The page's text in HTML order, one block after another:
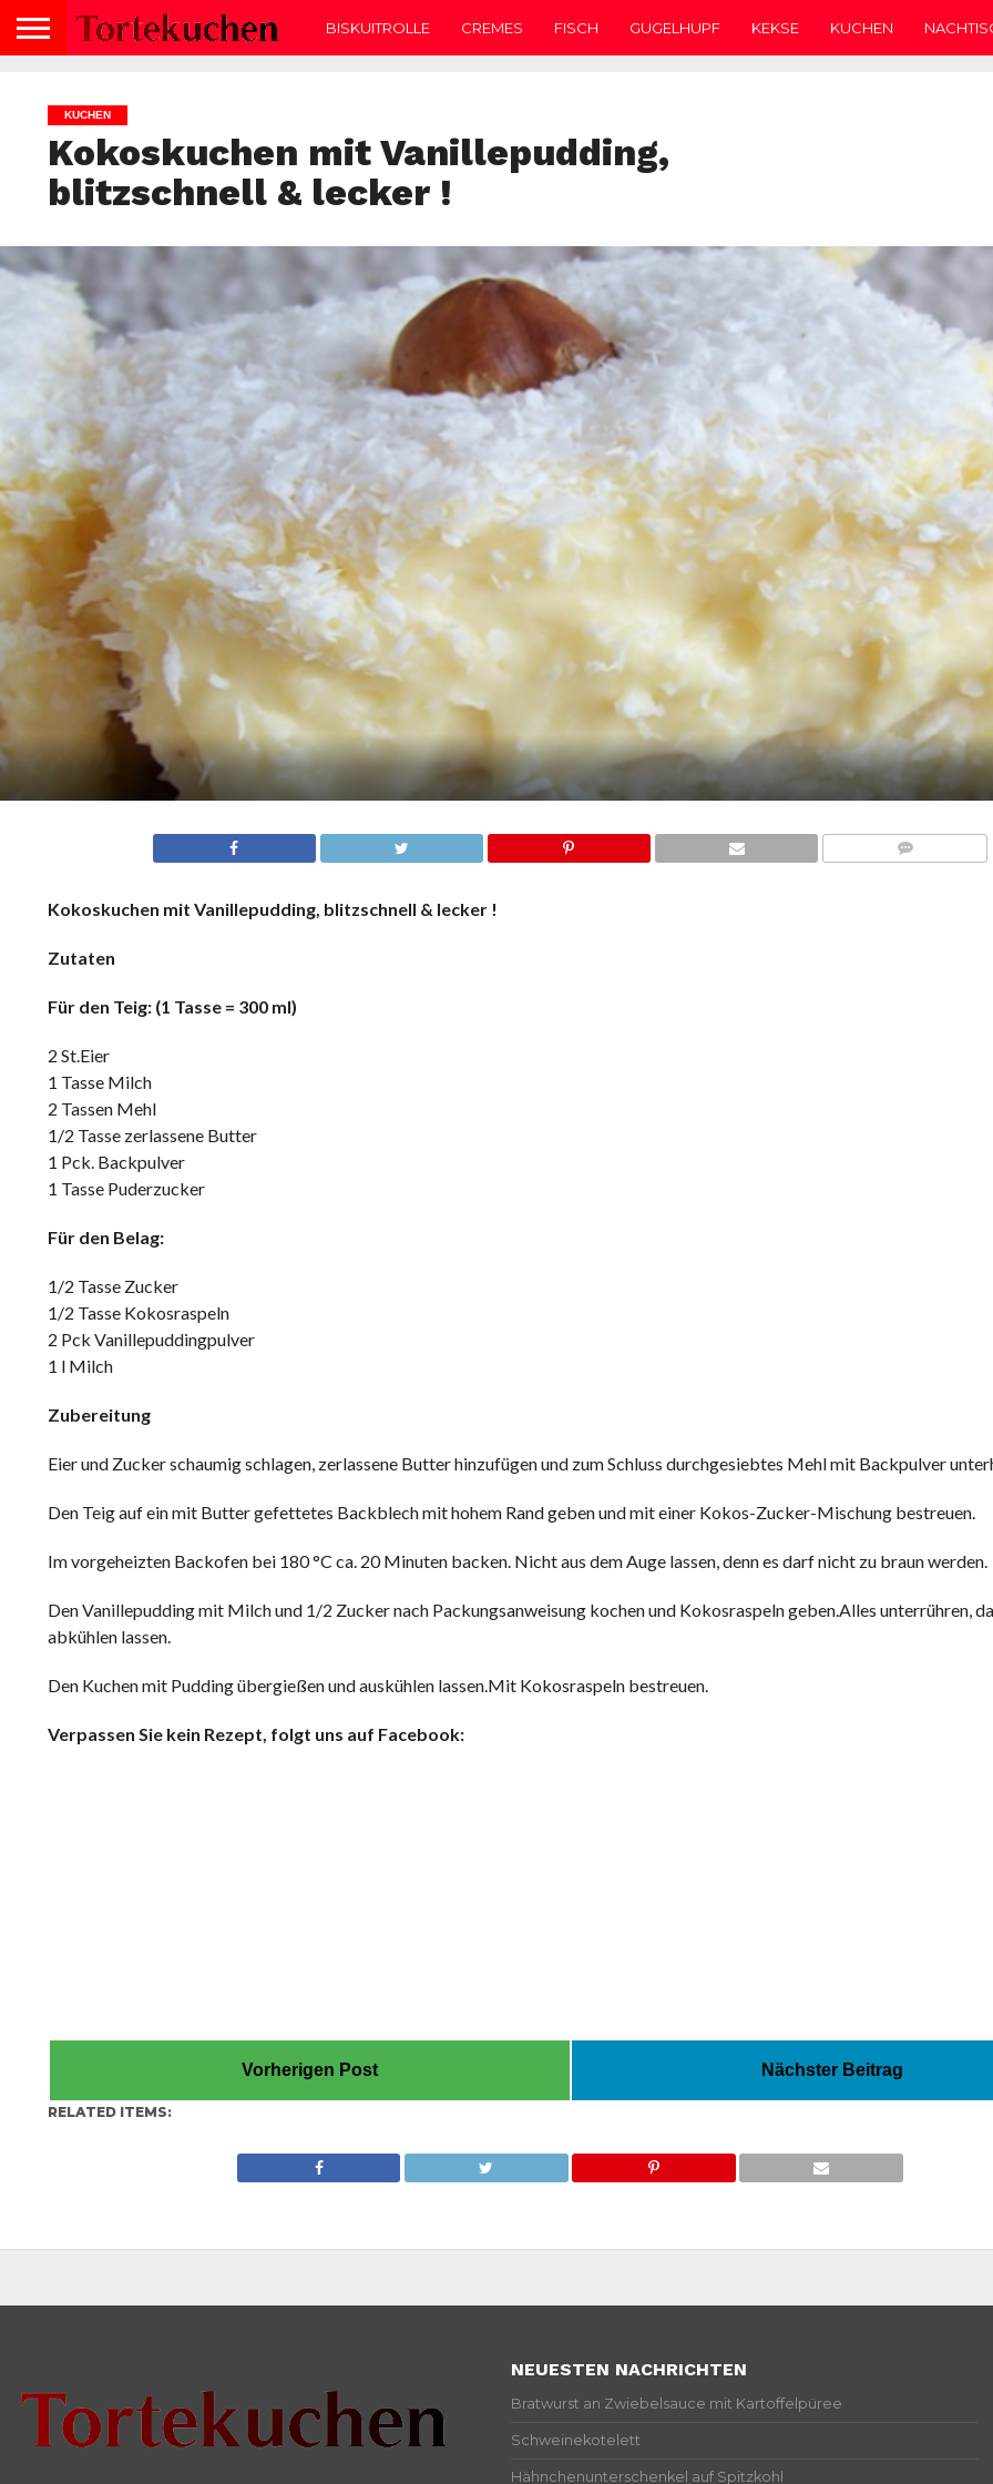
BISKUITROLLE CREMES FISCH GUGELHUPF KEKSE KUCHEN
KUCHEN
Kokoskuchen mit Vanillepudding,
blitzschnell & lecker !
Kokoskuchen mit Vanillepudding, blitzschnell & lecker !
Zutaten
Für den Teig: (1 Tasse = 300 ml)
2 St.Eier
1 Tasse Milch
2 Tassen Mehl
1/2 Tasse zerlassene Butter
1 Pck. Backpulver
1 Tasse Puderzucker
Für den Belag:
1/2 Tasse Zucker
1/2 Tasse Kokosraspeln
2 Pck Vanillepuddingpulver
1 l Milch
Zubereitung
Eier und Zucker schaumig schlagen, zerlassene Butter hinzufügen und zum Schluss durchgesiebtes Mehl mit Backpulver
Den Teig auf ein mit Butter gefettetes Backblech mit hohem Rand geben und mit einer Kokos-Zucker-Mischung bestreuen.
Im vorgeheizten Backofen bei 180 °C ca. 20 Minuten backen. Nicht aus dem Auge lassen, denn es darf nicht zu braun werden.
Den Vanillepudding mit Milch und 1/2 Zucker nach Packungsanweisung kochen und Kokosraspeln geben.Alles unterrühren,
abkühlen lassen.
Den Kuchen mit Pudding übergießen und auskühlen lassen.Mit Kokosraspeln bestreuen.
Verpassen Sie kein Rezept, folgt uns auf Facebook:
Vorherigen Post Nächster Beitrag
RELATED ITEMS:
NEUESTEN NACHRICHTEN
Bratwurst an Zwiebelsauce mit Kartoffelpüree
Schweinekotelett
Hähnchenunterschenkel auf Spitzkohl